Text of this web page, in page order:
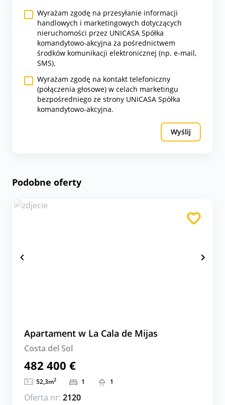
Wyrażam zgodę na przesyłanie informacji
handlowych i marketingowych dotyczących
nieruchomości przez UNICASA Spółka
komandytowo-akcyjna za pośrednictwem
środków komunikacji elektronicznej (np. e-mail,
SMS).
Wyrażam zgodę na kontakt telefoniczny
(połączenia głosowe) w celach marketingu
bezpośredniego ze strony UNICASA Spółka
komandytowo-akcyjna.
Wyślij
Podobne oferty
Apartament w La Cala de Mijas
Costa del Sol
482 400 €
52,3m2 1 1
Oferta nr: 2120